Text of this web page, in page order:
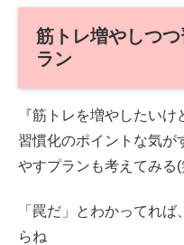
筋トレ増やしつ
ラン
『筋トレを増やしたい
習慣化のポイントな気が
やすプランも考えてみる(
「罠だ」とわかってれ
らね